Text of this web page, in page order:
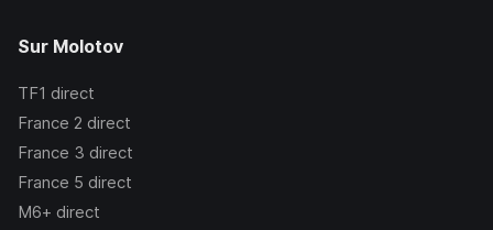
Sur Molotov
TF1 direct
France 2 direct
France 3 direct
France 5 direct
M6+ direct